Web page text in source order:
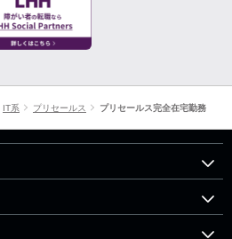
IT系 プリセールス プリセールス完全在宅勤務